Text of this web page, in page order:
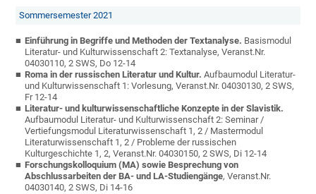
Sommersemester 2021
Einführung in Begriffe und Methoden der Textanalyse. Basismodul
Literatur- und Kulturwissenschaft 2: Textanalyse, Veranst.Nr.
04030110, 2 SWS, Do 12-14
Roma in der russischen Literatur und Kultur.Aufbaumodul Literatur-
und Kulturwissenschaft 1: Vorlesung, Veranst.Nr. 04030130, 2 SWS,
Fr 12-14
Literatur- und kulturwissenschaftliche Konzepte in der Slavistik.
Aufbaumodul Literatur- und Kulturwissenschaft 2: Seminar /
Vertiefungsmodul Literaturwissenschaft 1, 2 / Mastermodul
Literaturwissenschaft 1, 2 / Probleme der russischen
Kulturgeschichte 1, 2, Veranst.Nr. 04030150, 2 SWS, Di 12-14
Forschungskolloquium (MA) sowie Besprechung von
Abschlussarbeiten der BA- und LA-Studiengänge,Veranst.Nr.
04030140, 2 SWS, Di 14-16